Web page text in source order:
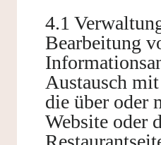
4.1
Bearbeitung
Austausch
die über oder
Website oder